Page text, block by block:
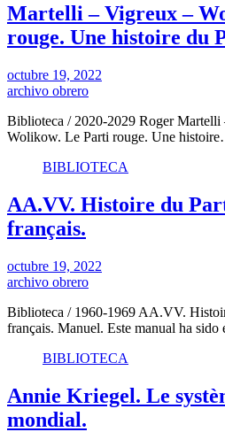
Martelli – Vigreux –
rouge. Une histoire du
octubre 19, 2022
archivo obrero
Biblioteca / 2020-2029 Roger Martelli
Wolikow. Le Parti rouge. Une
BIBLIOTECA
AA.VV. Histoire du
français.
octubre 19, 2022
archivo obrero
Biblioteca / 1960-1969 AA.VV.
français. Manuel. Este manual ha
BIBLIOTECA
Annie Kriegel. Le
mondial.